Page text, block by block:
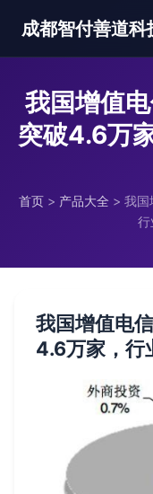
成都智付善道科
我国增值
突破4.6万
首页 > 产品大全 > 我国
行
我国增值电
4.6万家，行